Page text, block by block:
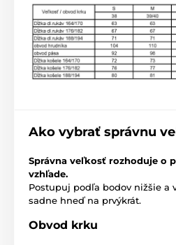
Ako vybrať správnu
Správna veľkosť rozhoduje o
vzhľade.
Postupuj podľa bodov nižšie a
sadne hneď na prvýkrát.
Obvod krku